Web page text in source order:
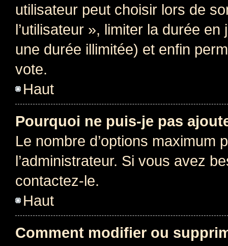
utilisateur peut choisir lors de
l’utilisateur », limiter la durée
une durée illimitée) et enfin
vote.
Haut
Pourquoi ne puis-je pas
Le nombre d’options maximum
l’administrateur. Si vous avez
contactez-le.
Haut
Comment modifier ou